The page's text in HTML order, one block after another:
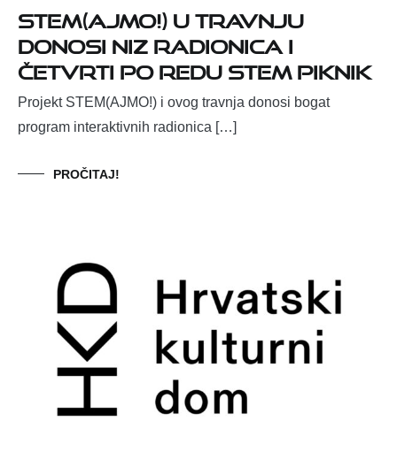
STEM(AJMO!) u travnju
donosi niz radionica i
četvrti po redu STEM Piknik
Projekt STEM(AJMO!) i ovog travnja donosi bogat
program interaktivnih radionica […]
PROČITAJ!